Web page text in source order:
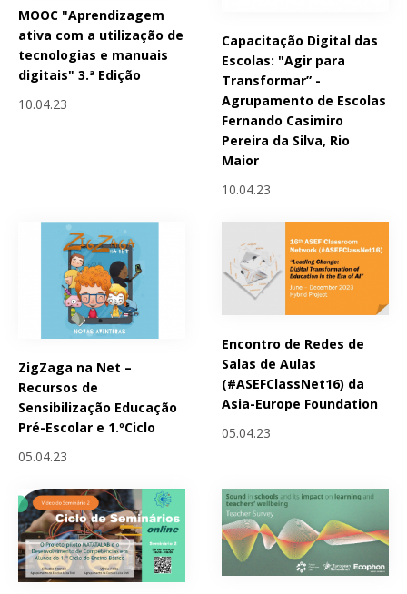
MOOC "Aprendizagem
ativa com a utilização de
tecnologias e manuais
digitais" 3.ª Edição
10.04.23
Capacitação Digital das
Escolas: "Agir para
Transformar” -
Agrupamento de Escolas
Fernando Casimiro
Pereira da Silva, Rio
Maior
10.04.23
ZigZaga na Net –
Recursos de
Sensibilização Educação
Pré-Escolar e 1.ºCiclo
05.04.23
Encontro de Redes de
Salas de Aulas
(#ASEFClassNet16) da
Asia-Europe Foundation
05.04.23